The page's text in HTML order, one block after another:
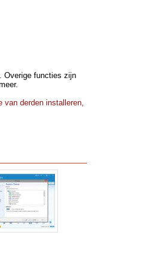
Overige functies zijn
van derden installeren,